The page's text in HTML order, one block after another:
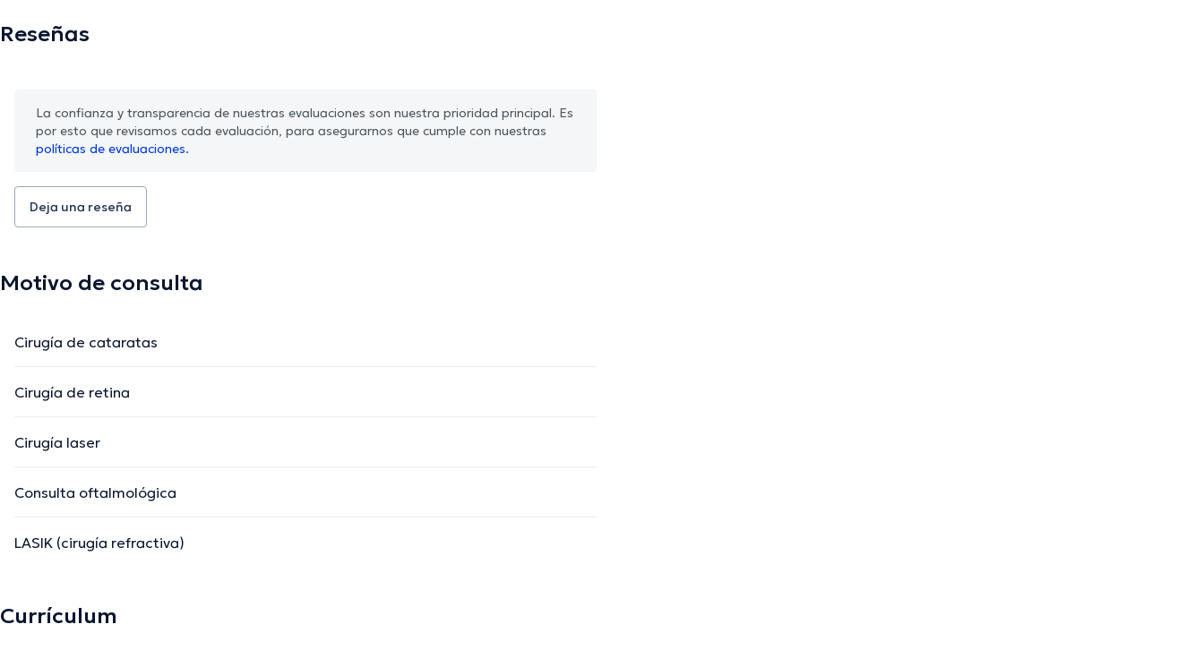
Reseñas
La confianza y transparencia de nuestras evaluaciones son nuestra prioridad principal. Es
por esto que revisamos cada evaluación, para asegurarnos que cumple con nuestras
políticas de evaluaciones.
Deja una reseña
Motivo de consulta
Cirugía de cataratas
Cirugía de retina
Cirugía laser
Consulta oftalmológica
LASIK (cirugía refractiva)
Currículum